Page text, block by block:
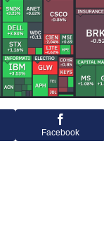
Facebook